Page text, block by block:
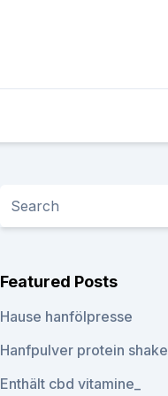
Featured Posts
Hause hanfölpresse
Hanfpulver protein shake
Enthält cbd vitamine_